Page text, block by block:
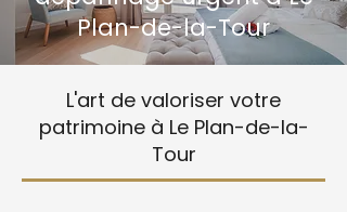
Plan-de-la-Tour
L'art de valoriser votre
patrimoine à Le Plan-de-la-
Tour